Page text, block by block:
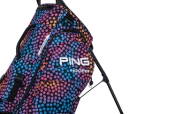
Golfschläger
Bekleidung